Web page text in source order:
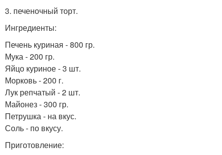
3. печеночный торт.
Ингредиенты:
Печень куриная - 800 гр.
Мука - 200 гр.
Яйцо куриное - 3 шт.
Морковь - 200 г.
Лук репчатый - 2 шт.
Майонез - 300 гр.
Петрушка - на вкус.
Соль - по вкусу.
Приготовление: